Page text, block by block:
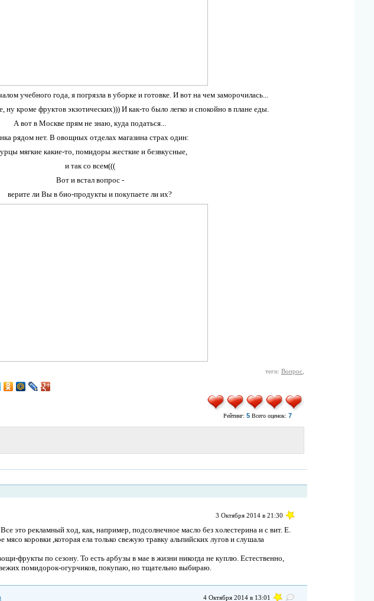
учебного года, я погрязла в уборке и готовке. И вот на чем заморочилась...
ну кроме фруктов экзотических))) И как-то было легко и спокойно в плане еды.
А вот в Москве прям не знаю, куда податься...
рядом нет. В овощных отделах магазина страх один:
мягкие какие-то, помидоры жесткие и безвкусные,
и так со всем(((
Вот и встал вопрос -
верите ли Вы в био-продукты и покупаете ли их?
теги: Вопрос
Рейтинг: 5Всего оценок: 7
3 Октября 2014 в 21:30
это рекламный ход, как, например, подсолнечное масло без холестерина и с вит. Е.
мясо коровки ,которая ела только свежую травку альпийских лугов и слушала
фрукты по сезону. То есть арбузы в мае в жизни никогда не куплю. Естественно,
помидорок-огурчиков, покупаю, но тщательно выбираю.
4 Октября 2014 в 13:01